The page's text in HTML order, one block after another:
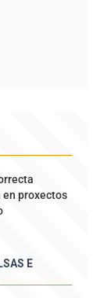
proxectos
E